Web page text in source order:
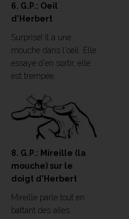
6. G.P.: Oeil
d'Herbert
Surprise! Il a une
mouche dans l'oeil. Elle
essaye d'en sortir, elle
est trempée.
8. G.P.: Mireille (la
mouche) sur le
doigt d'Herbert
Mireille parle tout en
battant des ailes.